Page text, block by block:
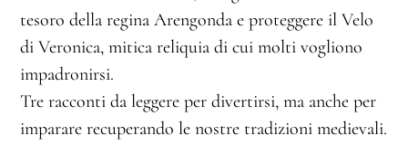
tesoro della regina Arengonda e proteggere il Velo
di Veronica, mitica reliquia di cui molti vogliono
impadronirsi.
Tre racconti da leggere per divertirsi, ma anche per
imparare recuperando le nostre tradizioni medievali.